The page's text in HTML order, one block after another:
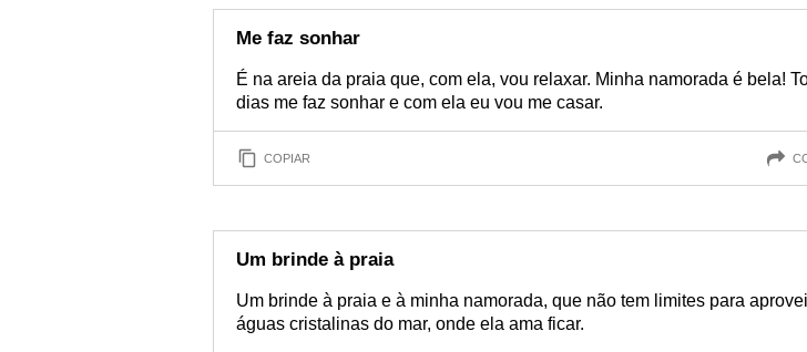
legenda perfeita! Confira agora 20 legendas de fotos na praia
Me faz sonhar
É na areia da praia que, com ela, vou relaxar. Minha namorada é bela!
dias me faz sonhar e com ela eu vou me casar.
COPIAR
Um brinde à praia
Um brinde à praia e à minha namorada, que não tem limites para
águas cristalinas do mar, onde ela ama ficar.